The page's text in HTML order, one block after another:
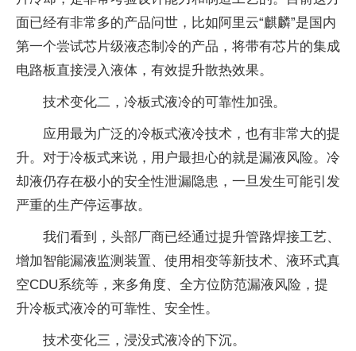
面已经有非常多的产品问世，比如阿里云“麒麟”是国内
第一个尝试芯片级液态制冷的产品，将带有芯片的集成
电路板直接浸入液体，有效提升散热效果。
技术变化二，冷板式液冷的可靠性加强。
应用最为广泛的冷板式液冷技术，也有非常大的提
升。对于冷板式来说，用户最担心的就是漏液风险。冷
却液仍存在极小的安全性泄漏隐患，一旦发生可能引发
严重的生产停运事故。
我们看到，头部厂商已经通过提升管路焊接工艺、
增加智能漏液监测装置、使用相变等新技术、液环式真
空CDU系统等，来多角度、全方位防范漏液风险，提
升冷板式液冷的可靠性、安全性。
技术变化三，浸没式液冷的下沉。